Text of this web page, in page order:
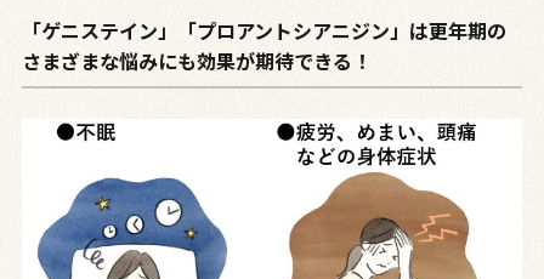
「ゲニステイン」「プロアントシアニジン」は更年期の
さまざまな悩みにも効果が期待できる！